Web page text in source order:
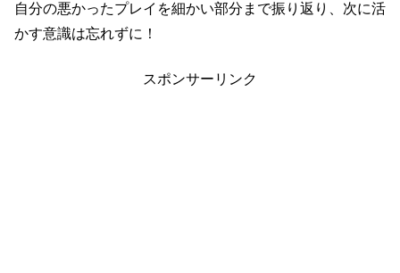
自分の悪かったプレイを細かい部分まで振り返り、次に活
かす意識は忘れずに！
スポンサーリンク